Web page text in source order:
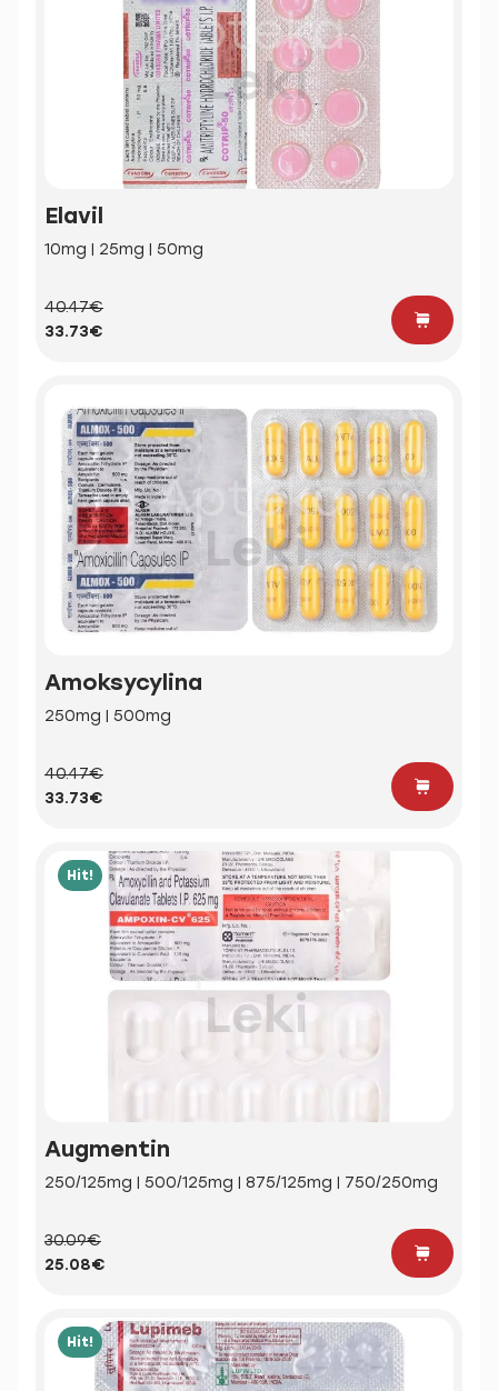
Elavil
10mg | 25mg | 50mg
40.47€
33.73€
Amoksycylina
250mg | 500mg
40.47€
33.73€
Hit!
Augmentin
250/125mg | 500/125mg | 875/125mg | 750/250mg
30.09€
25.08€
Hit!